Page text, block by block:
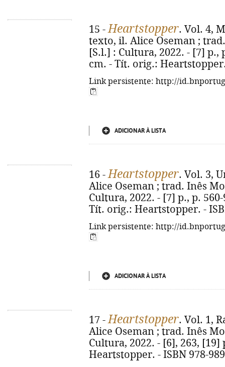
15 -Heartstopper. Vol. 4,
texto, il. Alice Oseman ;
[S.l.] : Cultura, 2022. - [7] p.,
cm. - Tít. orig.:
Link persistente: http://
ADICIONAR À LISTA
16 -Heartstopper. Vol. 3,
Alice Oseman ; trad. Inês
Cultura, 2022. - [7] p., p.
Tít. orig.: Heartstopper. -
Link persistente: http://
ADICIONAR À LISTA
17 -Heartstopper. Vol. 1,
Alice Oseman ; trad. Inês
Cultura, 2022. - [6], 263,
Heartstopper. - ISBN 978-